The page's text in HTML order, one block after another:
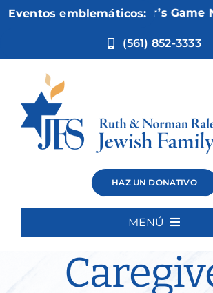
Eventos emblemáticos:
5:Not Your Mother’s Game
(561) 852-3333
HAZ UN DONATIVO
MENÚ
Quiénes somos
Alex’s